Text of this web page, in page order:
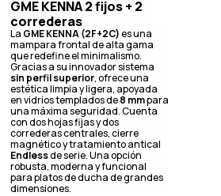
GME KENNA 2 fijos + 2
correderas
La GME KENNA (2F+2C)es una
mampara frontal de alta gama
que redefine el minimalismo.
Gracias a su innovador sistema
sin perfil superior, ofrece una
estética limpia y ligera, apoyada
en vidrios templados de8 mmpara
una máxima seguridad. Cuenta
con dos hojas fijas y dos
correderas centrales, cierre
magnético y tratamiento antical
Endlessde serie. Una opción
robusta, moderna y funcional
para platos de ducha de grandes
dimensiones.